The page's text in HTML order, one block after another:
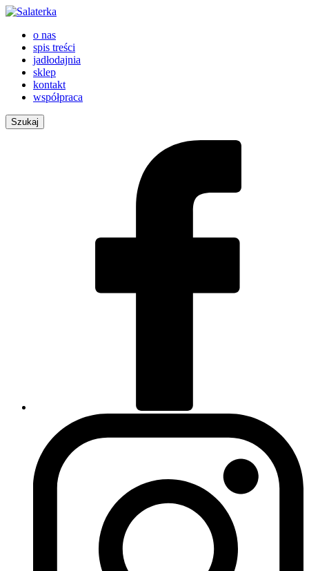
o nas
spis treści
jadłodajnia
sklep
kontakt
współpraca
Szukaj